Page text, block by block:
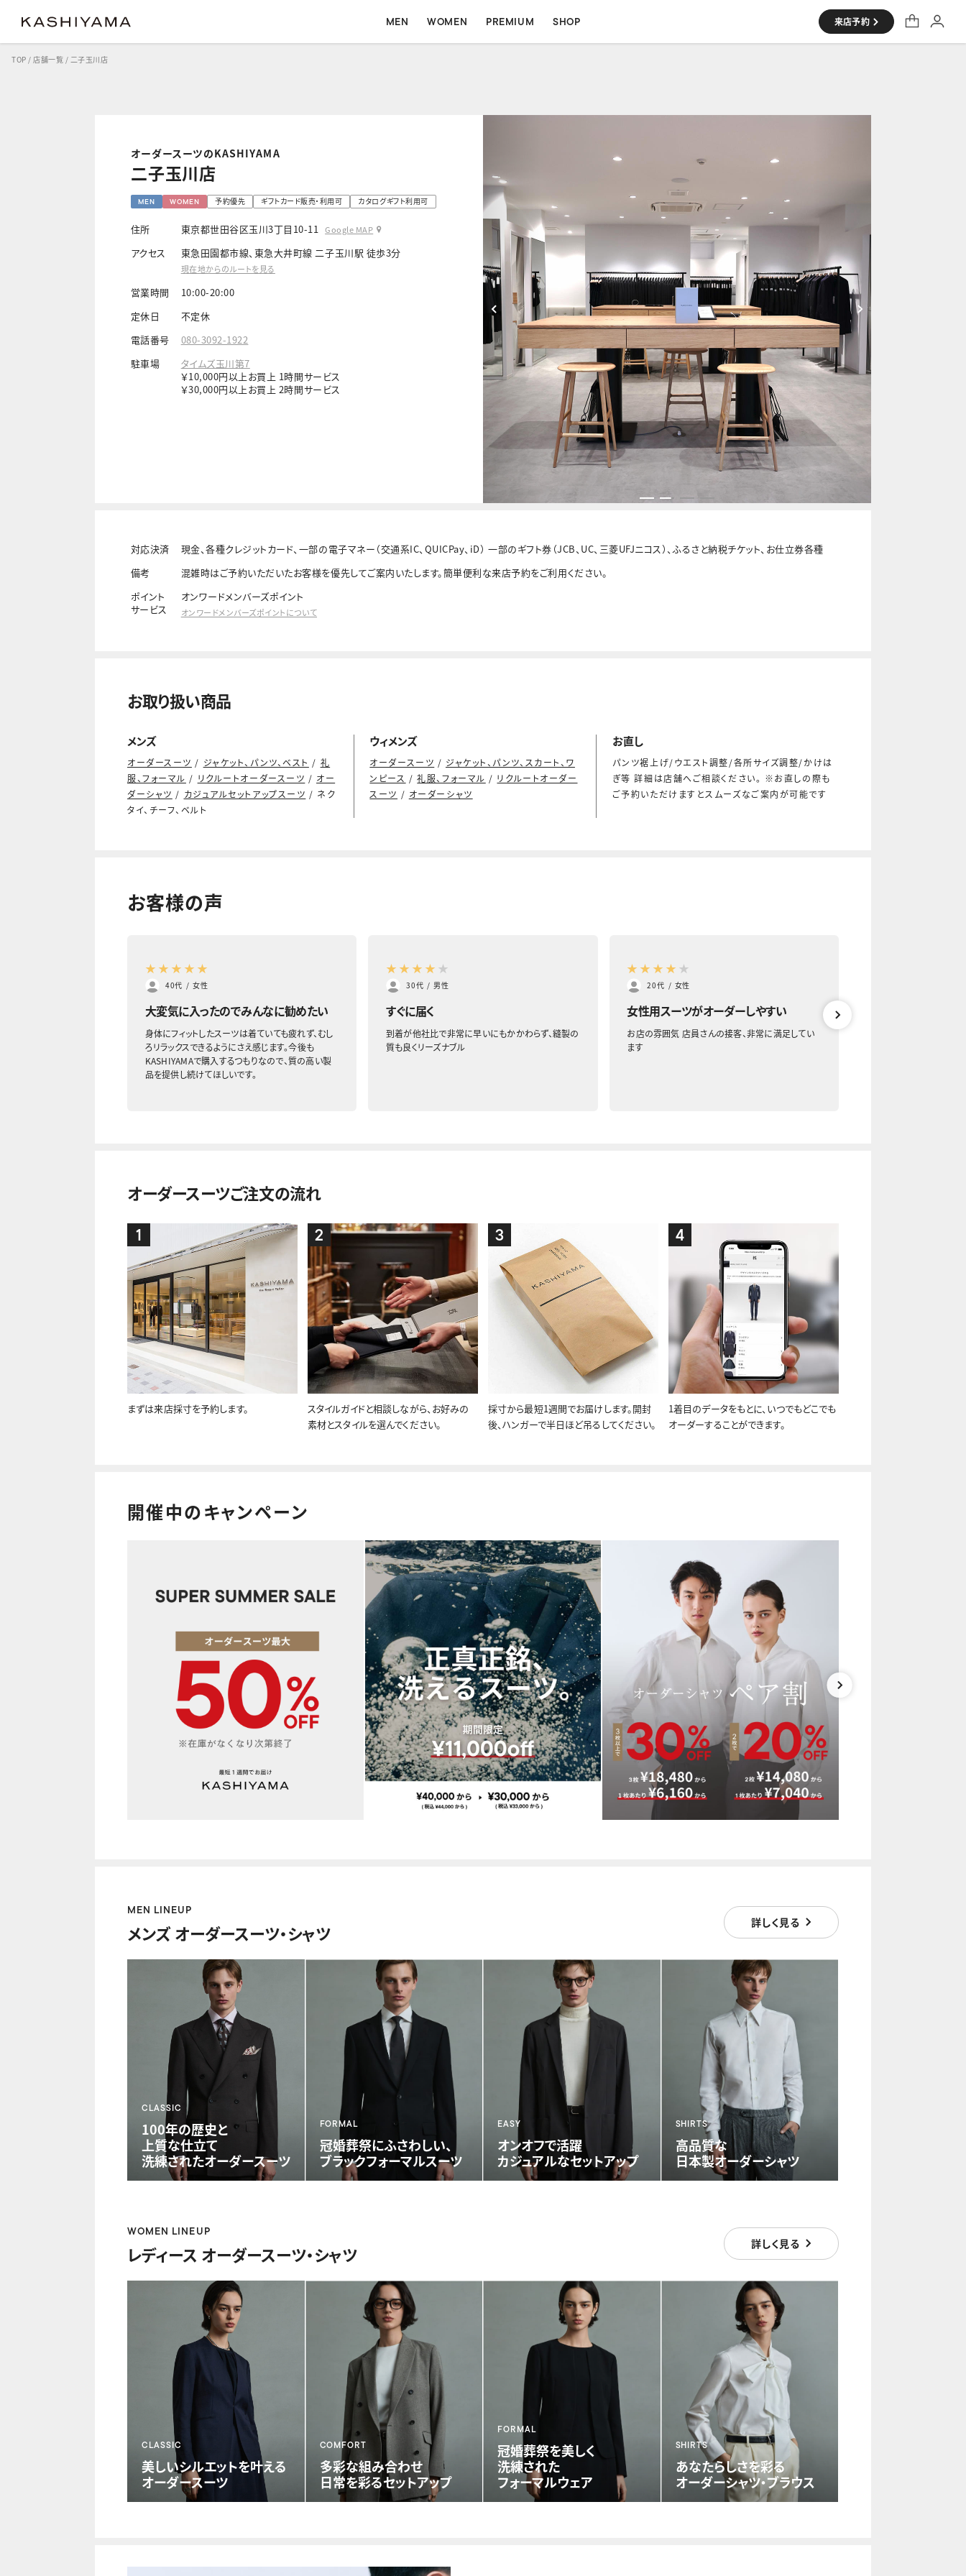
MEN
クラシック
WOMEN
クラシック
PREMIUM SHOP 来店予約
TOP / 店舗一覧 / 二子玉川店
オーダースーツのKASHIYAMA
二子玉川店
MEN WOMEN 予約優先 ギフトカード販売・利用可 カタログギフト利用可
住所 東京都世田谷区玉川3丁目10-11 Google MAP
アクセス 東急田園都市線、東急大井町線 二子玉川駅 徒歩3分
現在地からのルートを見る
営業時間
10:00-20:00
定休日
不定休
電話番号
080-3092-1922
駐車場
タイムズ玉川第7
￥10,000円以上お買上 1時間サービス
￥30,000円以上お買上 2時間サービス
対応決済
現金、各種クレジットカード、一部の電子マネー（交通系IC、QUICPay、iD） 一部のギフト券（JCB、UC、三菱UFJニコス）、ふるさと納税チケット、お仕立券各種
備考
混雑時はご予約いただいたお客様を優先してご案内いたします。簡単便利な来店予約をご利用ください。
ポイント
サービス
オンワードメンバーズポイント
オンワードメンバーズポイントについて
お取り扱い商品
メンズ
オーダースーツ / ジャケット、パンツ、ベスト / 礼
服、フォーマル / リクルートオーダースーツ / オー
ダーシャツ / カジュアルセットアップスーツ / ネク
タイ、チーフ、ベルト
ウィメンズ
オーダースーツ / ジャケット、パンツ、スカート、ワ
ンピース /礼服、フォーマル / リクルートオーダー
スーツ / オーダーシャツ
お直し
パンツ裾上げ/ウエスト調整/各所サイズ調整/かけは
ぎ等 詳細は店舗へご相談ください。 ※お直しの際も
ご予約いただけますとスムーズなご案内が可能です
お客様の声
★ ★ ★ ★ ★
40代 / 女性
大変気に入ったのでみんなに勧めたい
身体にフィットしたスーツは着ていても疲れず、むし
ろリラックスできるようにさえ感じます。今後も
KASHIYAMAで購入するつもりなので、質の高い製
品を提供し続けてほしいです。
★ ★ ★ ★ ★
30代 / 男性
すぐに届く
到着が他社比で非常に早いにもかかわらず、縫製の
質も良くリーズナブル
★ ★ ★ ★ ★
20代 / 女性
女性用スーツがオーダーしやすい
お店の雰囲気 店員さんの接客、非常に満足してい
ます
オーダースーツご注文の流れ
1
まずは来店採寸を予約します。
2
スタイルガイドと相談しながら、お好みの
素材とスタイルを選んでください。
3
採寸から最短1週間でお届けします。開封
後、ハンガーで半日ほど吊るしてください。
4
1着目のデータをもとに、いつでもどこでも
オーダーすることができます。
開催中のキャンペーン
MEN LINEUP
メンズ オーダースーツ・シャツ 詳しく見る
CLASSIC
100年の歴史と
上質な仕立て
洗練されたオーダースーツ
FORMAL
冠婚葬祭にふさわしい、
ブラックフォーマルスーツ
EASY
オンオフで活躍
カジュアルなセットアップ
SHIRTS
高品質な
日本製オーダーシャツ
WOMEN LINEUP
レディース オーダースーツ・シャツ 詳しく見る
CLASSIC
美しいシルエットを叶える
オーダースーツ
COMFORT
多彩な組み合わせ
日常を彩るセットアップ
FORMAL
冠婚葬祭を美しく
洗練された
フォーマルウェア
SHIRTS
あなたらしさを彩る
オーダーシャツ・ブラウス